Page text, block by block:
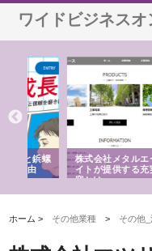
ワイドビジネスオ
株式会社メタルエースの
イトが提供する充実した
容とは
ホーム > その他業種 > その他